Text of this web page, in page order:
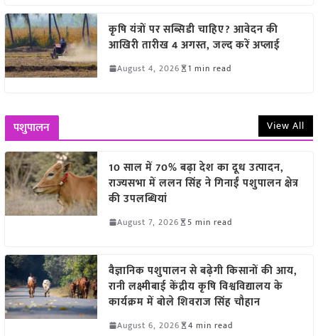
कृषि यंत्रों पर सब्सिडी चाहिए? आवेदन की
आखिरी तारीख 4 अगस्त, जल्द करें अप्लाई
August 4, 2026 1 min read
पशुपालन View All
10 साल में 70% बढ़ा देश का दूध उत्पादन,
राज्यसभा में ललन सिंह ने गिनाईं पशुपालन क्षेत्र
की उपलब्धियां
August 7, 2026 5 min read
वैज्ञानिक पशुपालन से बढ़ेगी किसानों की आय,
रानी लक्ष्मीबाई केंद्रीय कृषि विश्वविद्यालय के
कार्यक्रम में बोले शिवराज सिंह चौहान
August 6, 2026 4 min read